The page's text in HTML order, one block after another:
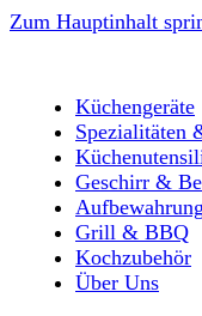
Zum Hauptinhalt
Küchengeräte
Spezialitäten
Geschirr &
Grill & BBQ
Kochzubehör
Über Uns